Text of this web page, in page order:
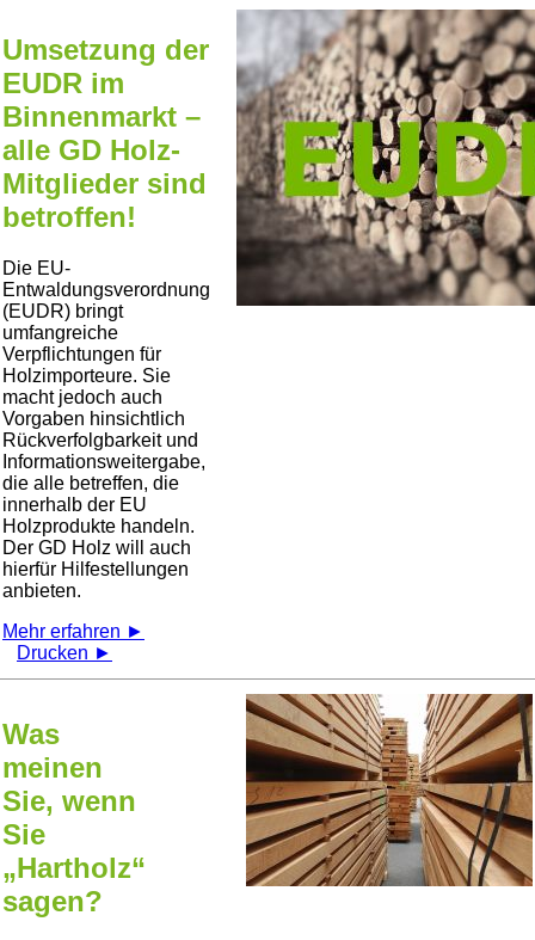
Umsetzung der
EUDR im
Binnenmarkt –
alle GD Holz-
Mitglieder sind
betroffen!
Die EU-
Entwaldungsverordnung
(EUDR) bringt
umfangreiche
Verpflichtungen für
Holzimporteure. Sie
macht jedoch auch
Vorgaben hinsichtlich
Rückverfolgbarkeit und
Informationsweitergabe,
die alle betreffen, die
innerhalb der EU
Holzprodukte handeln.
Der GD Holz will auch
hierfür Hilfestellungen
anbieten.
Mehr erfahren ►
Drucken ►
Was
meinen
Sie, wenn
Sie
„Hartholz“
sagen?